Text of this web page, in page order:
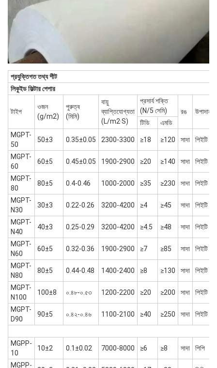
প্রযুক্তিগত তথ্য শীট
লিকুইড ফিল্টার পেপার
টাইপ
ওজন
(g/m2)
পুরুত্ব
(মিমি)
বায়ু
ব্যাপ্তিযোগ্যতা
(L/m2·S)
প্রসার্য শক্তি
(N/5 সেমি)
রঙ
উপাদান
টিডি
এমডি
MGPT-
50
50±3 0.35±0.05 2300-3300 ≥18 ≥120 সাদা পিইটি
MGPT-
60
60±5 0.45±0.05 1900-2900 ≥20 ≥140 সাদা পিইটি
MGPT-
80
80±5 0.4-0.46 1000-2000 ≥35 ≥230 সাদা পিইটি
MGPT-
N30
30±3 0.22-0.26 3200-4200 ≥4 ≥45 সাদা পিইটি
MGPT-
N40
40±3 0.25-0.29 3200-4200 ≥4.5 ≥48 সাদা পিইটি
MGPT-
N60
60±5 0.32-0.36 1900-2900 ≥7 ≥85 সাদা পিইটি
MGPT-
N80
80±5 0.44-0.48 1400-2400 ≥8 ≥130 সাদা পিইটি
MGPT-
N100
100±8 ০.৪৮-০.৫৩ 1200-2200 ≥20 ≥200 সাদা পিইটি
MGPT-
D90
90±5 ০.৪২-০.৪৬ 1100-2100 ≥40 ≥250 সাদা পিইটি
MGPP-
10
10±2 0.1±0.02 7000-8000 ≥6 ≥8 সাদা পিপি
MGPP-